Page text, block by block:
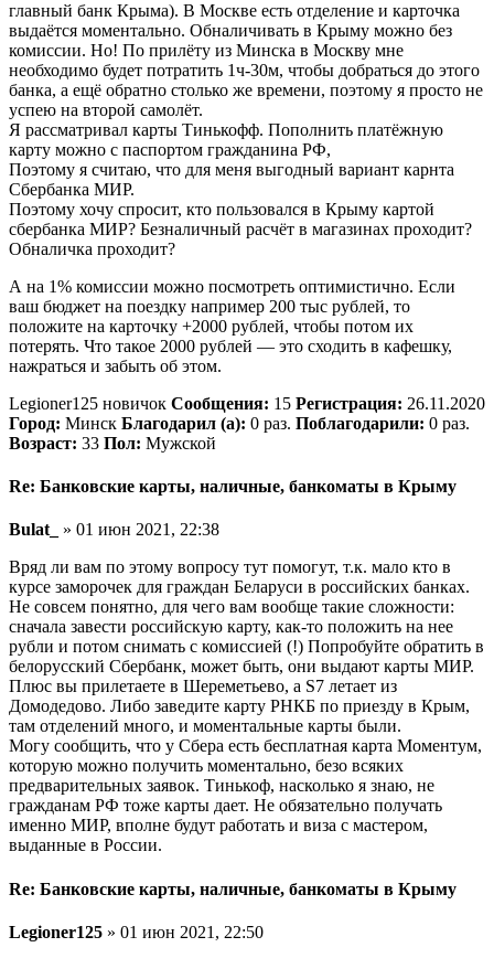
главный банк Крыма). В Москве есть отделение и карточка
выдаётся моментально. Обналичивать в Крыму можно без
комиссии. Но! По прилёту из Минска в Москву мне
необходимо будет потратить 1ч-30м, чтобы добраться до этого
банка, а ещё обратно столько же времени, поэтому я просто не
успею на второй самолёт.
Я рассматривал карты Тинькофф. Пополнить платёжную
карту можно с паспортом гражданина РФ,
Поэтому я считаю, что для меня выгодный вариант карнта
Сбербанка МИР.
Поэтому хочу спросит, кто пользовался в Крыму картой
сбербанка МИР? Безналичный расчёт в магазинах проходит?
Обналичка проходит?
А на 1% комиссии можно посмотреть оптимистично. Если
ваш бюджет на поездку например 200 тыс рублей, то
положите на карточку +2000 рублей, чтобы потом их
потерять. Что такое 2000 рублей — это сходить в кафешку,
нажраться и забыть об этом.
Legioner125 новичок Сообщения: 15 Регистрация: 26.11.2020
Город: Минск Благодарил (а): 0 раз. Поблагодарили: 0 раз.
Возраст: 33 Пол: Мужской
Re: Банковские карты, наличные, банкоматы в Крыму
Bulat_
» 01 июн 2021, 22:38
Вряд ли вам по этому вопросу тут помогут, т.к. мало кто в
курсе заморочек для граждан Беларуси в российских банках.
Не совсем понятно, для чего вам вообще такие сложности:
сначала завести российскую карту, как-то положить на нее
рубли и потом снимать с комиссией (!) Попробуйте обратить в
белорусский Сбербанк, может быть, они выдают карты МИР.
Плюс вы прилетаете в Шереметьево, а S7 летает из
Домодедово. Либо заведите карту РНКБ по приезду в Крым,
там отделений много, и моментальные карты были.
Могу сообщить, что у Сбера есть бесплатная карта Моментум,
которую можно получить моментально, безо всяких
предварительных заявок. Тинькоф, насколько я знаю, не
гражданам РФ тоже карты дает. Не обязательно получать
именно МИР, вполне будут работать и виза с мастером,
выданные в России.
Re: Банковские карты, наличные, банкоматы в Крыму
Legioner125 » 01 июн 2021, 22:50